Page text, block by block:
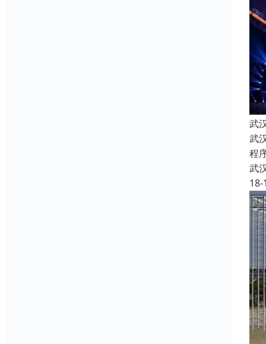
武
武
程
武
18-